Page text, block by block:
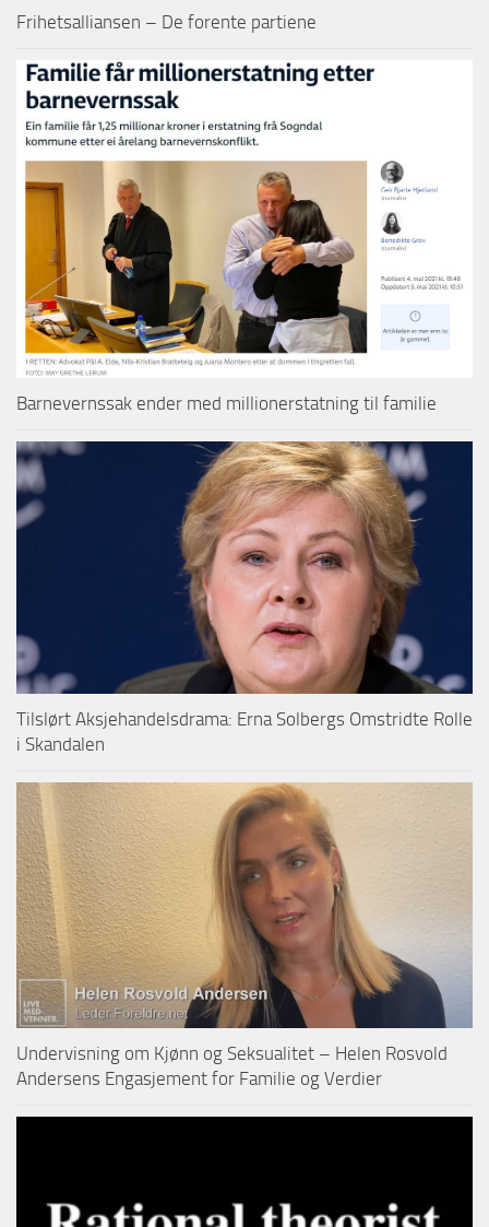
Frihetsalliansen – De forente partiene
Barnevernssak ender med millionerstatning til familie
Tilslørt Aksjehandelsdrama: Erna Solbergs Omstridte Rolle
i Skandalen
Undervisning om Kjønn og Seksualitet – Helen Rosvold
Andersens Engasjement for Familie og Verdier